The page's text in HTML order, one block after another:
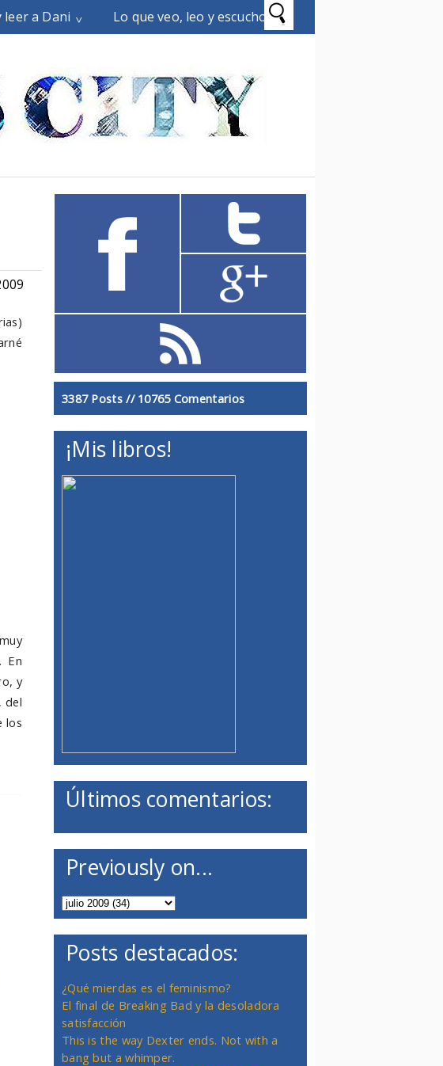
leer a Dani Lo que veo, leo y escucho
En
y
del
los
3387 Posts // 10765 Comentarios
¡Mis libros!
Últimos comentarios:
Previously on...
Posts destacados:
¿Qué mierdas es el feminismo?
El final de Breaking Bad y la desoladora
satisfacción
This is the way Dexter ends. Not with a
bang but a whimper.